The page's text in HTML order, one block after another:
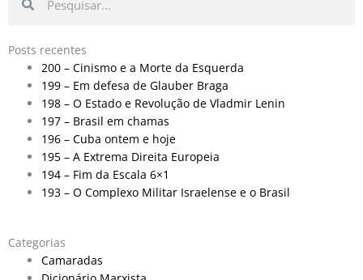
Posts recentes
200 – Cinismo e a Morte da Esquerda
199 – Em defesa de Glauber Braga
198 – O Estado e Revolução de Vladmir Lenin
197 – Brasil em chamas
196 – Cuba ontem e hoje
195 – A Extrema Direita Europeia
194 – Fim da Escala 6×1
193 – O Complexo Militar Israelense e o Brasil
Categorias
Camaradas